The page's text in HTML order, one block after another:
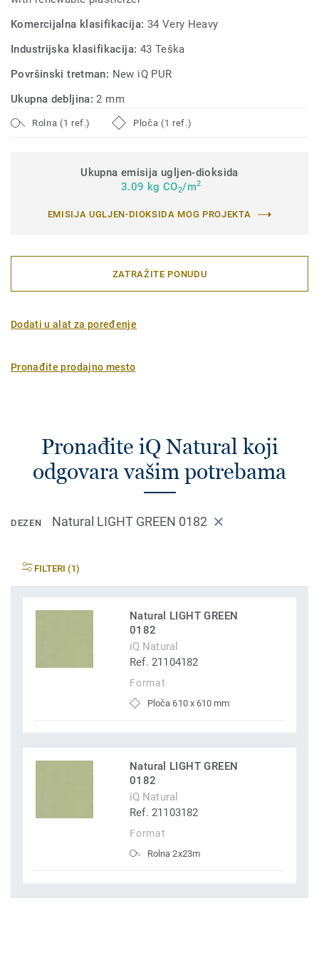
Komercijalna klasifikacija: 34 Very Heavy
Industrijska klasifikacija: 43 Teška
Površinski tretman: New iQ PUR
Ukupna debljina:2 mm
Rolna (1 ref.) Ploča (1 ref.)
Ukupna emisija ugljen-dioksida
3.09 kg CO2/m2
EMISIJA UGLJEN-DIOKSIDA MOG PROJEKTA
ZATRAŽITE PONUDU
Dodati u alat za poređenje
Pronađite prodajno mesto
Pronađite iQ Natural koji
odgovara vašim potrebama
DEZEN Natural LIGHT GREEN 0182
FILTERI (1)
Natural LIGHT GREEN
0182
iQ Natural
Ref. 21104182
Format
Ploča 610 x 610 mm
Natural LIGHT GREEN
0182
iQ Natural
Ref. 21103182
Format
Rolna 2x23m